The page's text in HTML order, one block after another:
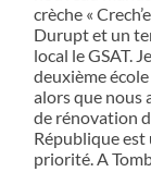
crèche «
Durupt et un
local le GSAT.
deuxième
alors que nous
de rénovation
République est
priorité. A